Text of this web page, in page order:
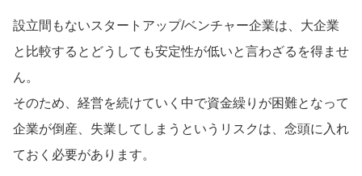
設立間もないスタートアップ/ベンチャー企業は、大企業
と比較するとどうしても安定性が低いと言わざるを得ませ
ん。
そのため、経営を続けていく中で資金繰りが困難となって
企業が倒産、失業してしまうというリスクは、念頭に入れ
ておく必要があります。